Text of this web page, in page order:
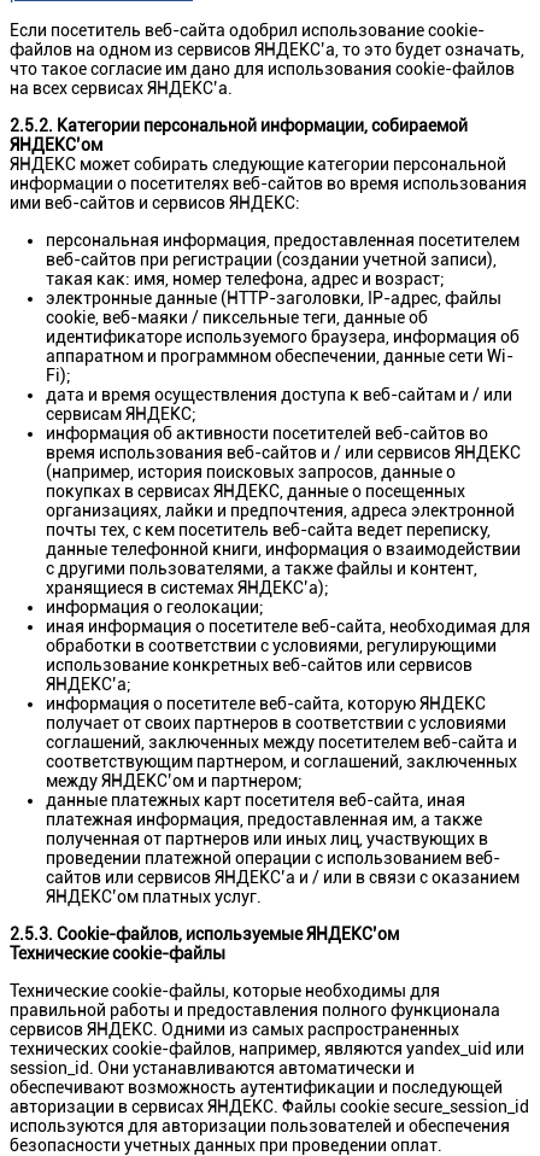
Если посетитель веб-сайта одобрил использование cookie-
файлов на одном из сервисов ЯНДЕКС’а, то это будет означать,
что такое согласие им дано для использования cookie-файлов
на всех сервисах ЯНДЕКС’а.
2.5.2. Категории персональной информации, собираемой
ЯНДЕКС’ом
ЯНДЕКС может собирать следующие категории персональной
информации о посетителях веб-сайтов во время использования
ими веб-сайтов и сервисов ЯНДЕКС:
персональная информация, предоставленная посетителем
веб-сайтов при регистрации (создании учетной записи),
такая как: имя, номер телефона, адрес и возраст;
электронные данные (HTTP-заголовки, IP-адрес, файлы
cookie, веб-маяки / пиксельные теги, данные об
идентификаторе используемого браузера, информация об
аппаратном и программном обеспечении, данные сети Wi-
Fi);
дата и время осуществления доступа к веб-сайтам и / или
сервисам ЯНДЕКС;
информация об активности посетителей веб-сайтов во
время использования веб-сайтов и / или сервисов ЯНДЕКС
(например, история поисковых запросов, данные о
покупках в сервисах ЯНДЕКС, данные о посещенных
организациях, лайки и предпочтения, адреса электронной
почты тех, с кем посетитель веб-сайта ведет переписку,
данные телефонной книги, информация о взаимодействии
с другими пользователями, а также файлы и контент,
хранящиеся в системах ЯНДЕКС’а);
информация о геолокации;
иная информация о посетителе веб-сайта, необходимая для
обработки в соответствии с условиями, регулирующими
использование конкретных веб-сайтов или сервисов
ЯНДЕКС’а;
информация о посетителе веб-сайта, которую ЯНДЕКС
получает от своих партнеров в соответствии с условиями
соглашений, заключенных между посетителем веб-сайта и
соответствующим партнером, и соглашений, заключенных
между ЯНДЕКС’ом и партнером;
данные платежных карт посетителя веб-сайта, иная
платежная информация, предоставленная им, а также
полученная от партнеров или иных лиц, участвующих в
проведении платежной операции с использованием веб-
сайтов или сервисов ЯНДЕКС’а и / или в связи с оказанием
ЯНДЕКС’ом платных услуг.
2.5.3. Cookie-файлов, используемые ЯНДЕКС’ом
Технические cookie-файлы
Технические cookie-файлы, которые необходимы для
правильной работы и предоставления полного функционала
сервисов ЯНДЕКС. Одними из самых распространенных
технических cookie-файлов, например, являются yandex_uid или
session_id. Они устанавливаются автоматически и
обеспечивают возможность аутентификации и последующей
авторизации в сервисах ЯНДЕКС. Файлы сookie secure_session_id
используются для авторизации пользователей и обеспечения
безопасности учетных данных при проведении оплат.